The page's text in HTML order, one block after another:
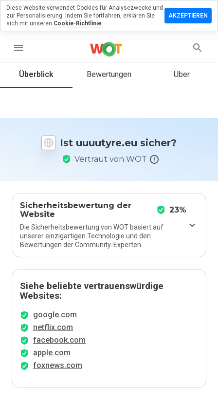
menu
Überblick Bewertungen Über
Ist uuuutyre.eu sicher?
Vertraut von WOT
Sicherheitsbewertung der
Website
23%
Die Sicherheitsbewertung von WOT basiert auf
unserer einzigartigen Technologie und den
Bewertungen der Community-Experten.
Siehe beliebte vertrauenswürdige
Websites:
google.com
netflix.com
facebook.com
apple.com
foxnews.com
eine
würden
Skala von
Diese Website verwendet Cookies für Analysezwecke und
zur Personalisierung. Indem Sie fortfahren, erklären Sie
sich mit unseren Cookie-Richtlinie.
AKZEPTIEREN